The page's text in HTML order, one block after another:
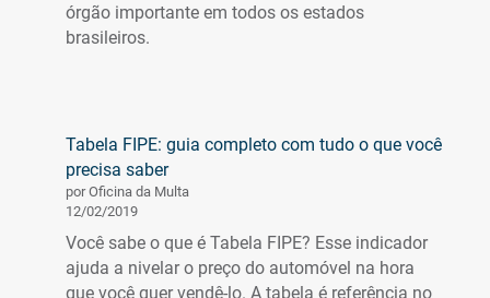
órgão importante em todos os estados
brasileiros.
Tabela FIPE: guia completo com tudo o que você
precisa saber
por Oficina da Multa
12/02/2019
Você sabe o que é Tabela FIPE? Esse indicador
ajuda a nivelar o preço do automóvel na hora
que você quer vendê-lo. A tabela é referência no